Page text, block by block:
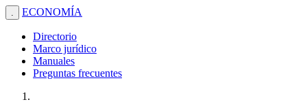
. ECONOMÍA
Directorio
Marco jurídico
Manuales
Preguntas frecuentes